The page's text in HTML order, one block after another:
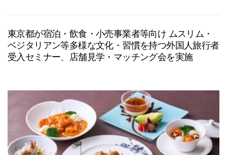
東京都が宿泊・飲食・小売事業者等向け ムスリム・
ベジタリアン等多様な文化・習慣を持つ外国人旅行者
受入セミナー、店舗見学・マッチング会を実施